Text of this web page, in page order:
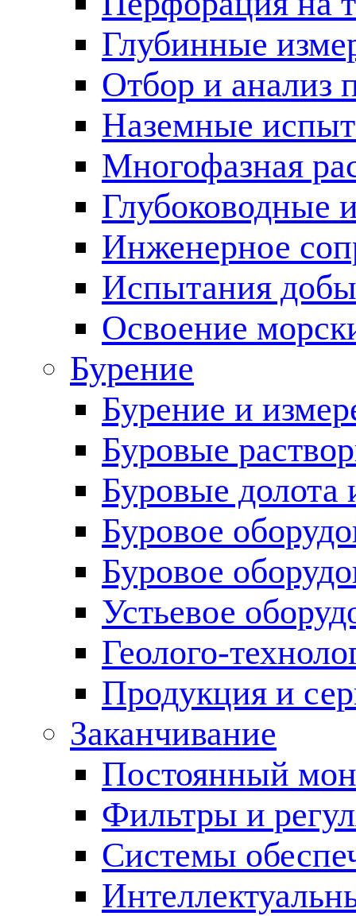
Глубинные
Отбор и анализ
Наземные
Многофазная
Глубоководные
Инженерное
Испытания
Освоение
Бурение
Бурение и
Буровые
Буровые долота
Буровое
Буровое
Устьевое
Геолого-
Продукция и
Заканчивание
Постоянный
Фильтры и
Cистемы